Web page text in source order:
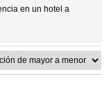
en un hotel a